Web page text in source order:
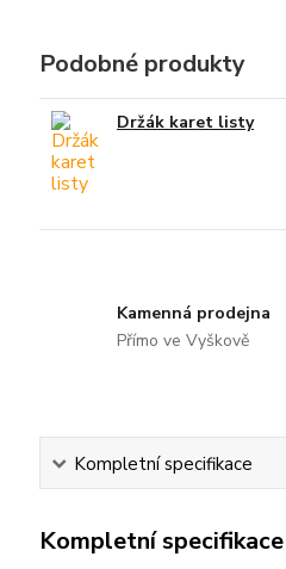
Podobné produkty
Držák karet listy
Kamenná prodejna
Přímo ve Vyškově
Kompletní specifikace
Kompletní specifikace